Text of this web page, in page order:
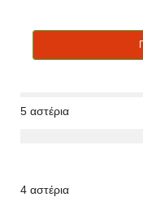
5 αστέρια
4 αστέρια